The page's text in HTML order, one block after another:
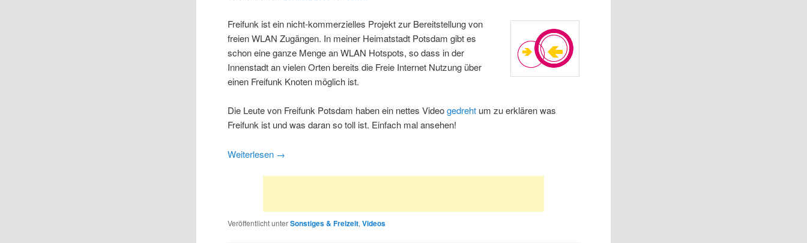
Freifunk ist ein nicht-kommerzielles Projekt zur Bereitstellung von
freien WLAN Zugängen. In meiner Heimatstadt Potsdam gibt es
schon eine ganze Menge an WLAN Hotspots, so dass in der
Innenstadt an vielen Orten bereits die Freie Internet Nutzung über
einen Freifunk Knoten möglich ist.
Die Leute von Freifunk Potsdam haben ein nettes Videogedreht um zu erklären was
Freifunk ist und was daran so toll ist. Einfach mal ansehen!
Weiterlesen →
Veröffentlicht unter Sonstiges & Freizeit,Videos